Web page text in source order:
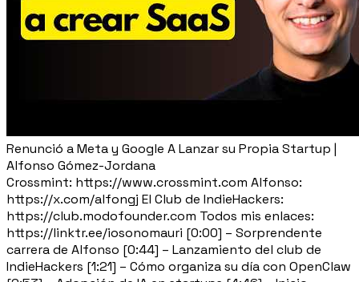
Renunció a Meta y Google A Lanzar su Propia Startup |
Alfonso Gómez-Jordana
Crossmint: https://www.crossmint.com Alfonso:
https://x.com/alfongj El Club de IndieHackers:
https://club.modofounder.com Todos mis enlaces:
https://linktr.ee/iosonomauri [0:00] – Sorprendente
carrera de Alfonso [0:44] – Lanzamiento del club de
IndieHackers [1:21] – Cómo organiza su día con OpenClaw